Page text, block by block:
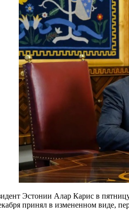
Эстонии Алар Карис в
принял в измененном виде,